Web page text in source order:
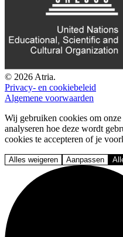
© 2026 Atria.
Privacy- en cookiebeleid
Algemene voorwaarden
Wij gebruiken cookies om
analyseren hoe deze wordt
cookies te accepteren of je
Alles weigeren Aanpassen